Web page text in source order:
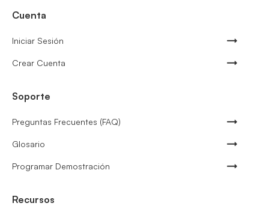
Cuenta
Iniciar Sesión
Crear Cuenta
Soporte
Preguntas Frecuentes (FAQ)
Glosario
Programar Demostración
Recursos